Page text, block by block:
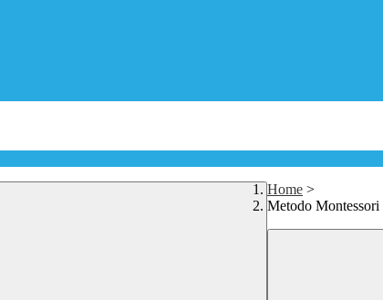
Home >
Metodo Montessori